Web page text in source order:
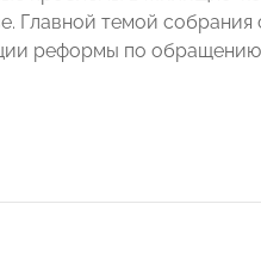
Главной темой собрания
реформы по